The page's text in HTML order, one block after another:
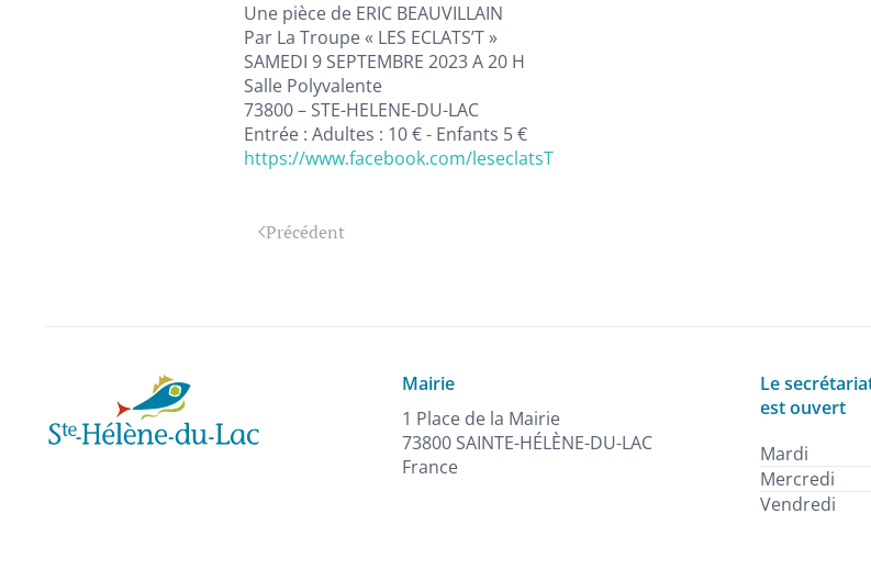
Une pièce de ERIC BEAUVILLAIN
Par La Troupe « LES ECLATS’T »
SAMEDI 9 SEPTEMBRE 2023 A 20 H
Salle Polyvalente
73800 – STE-HELENE-DU-LAC
Entrée : Adultes : 10 € - Enfants 5 €
https://www.facebook.com/leseclatsT
Précédent
Mairie
1 Place de la Mairie
73800 SAINTE-HÉLÈNE-DU-LAC
France
Le
est ouvert
Mardi
Mercredi
Vendredi